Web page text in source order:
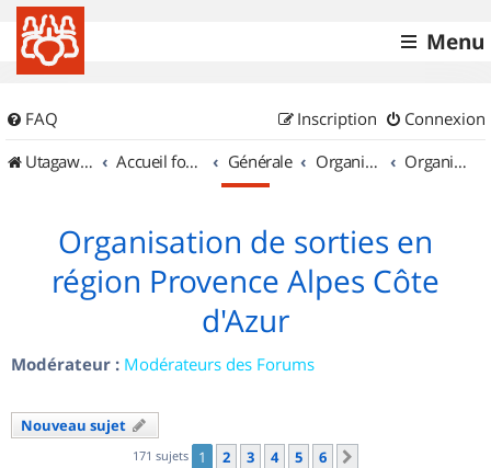
Menu
FAQ Connexion
Inscription
UtagawaVTT (Randos VTT et VTTAE avec traces GPS)
Accueil forum Générale Organisation de sorties & Recherche de partenaires Organisation de sorties en région Provence Alpes Côte d'Azur
Organisation de sorties en
région Provence Alpes Côte
d'Azur
Modérateur : Modérateurs des Forums
Nouveau sujet
171 sujets 1 2 3 4 5 6